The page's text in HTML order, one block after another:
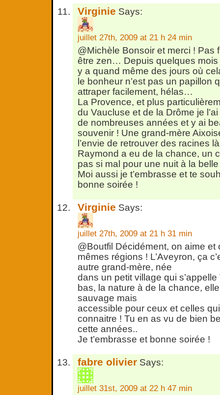
Virginie Says:
juillet 27th, 2009 at 21 h 24 min
@Michèle Bonsoir et merci ! Pas
être zen… Depuis quelques mois
y a quand même des jours où
le bonheur n’est pas un papillon
attraper facilement, hélas…
La Provence, et plus
du Vaucluse et de la Drôme je
de nombreuses années et y ai
souvenir ! Une grand-mère
l’envie de retrouver des racines
Raymond a eu de la chance, un
pas si mal pour une nuit à la
Moi aussi je t’embrasse et te
bonne soirée !
Virginie Says:
juillet 27th, 2009 at 21 h 31 min
@Boutfil Décidément, on aime et
mêmes régions ! L’Aveyron, ça
autre grand-mère, née
dans un petit village qui
bas, la nature à de la chance,
sauvage mais
accessible pour ceux et celles
connaitre ! Tu en as vu de bien
cette années..
Je t’embrasse et bonne soirée !
fabre olivier Says:
juillet 31st, 2009 at 22 h 47 min